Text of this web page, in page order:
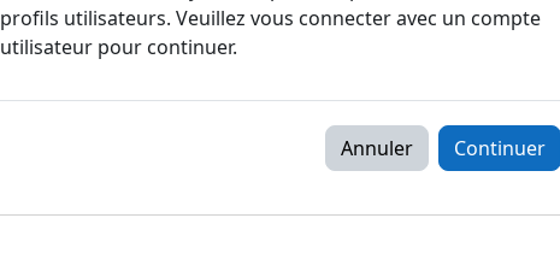
profils utilisateurs. Veuillez vous connecter avec un compte
utilisateur pour continuer.
Annuler Continuer